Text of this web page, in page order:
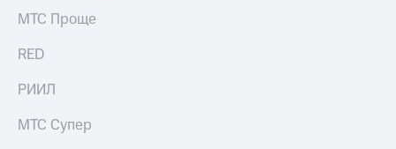
МТС Проще
RED
РИИЛ
МТС Супер